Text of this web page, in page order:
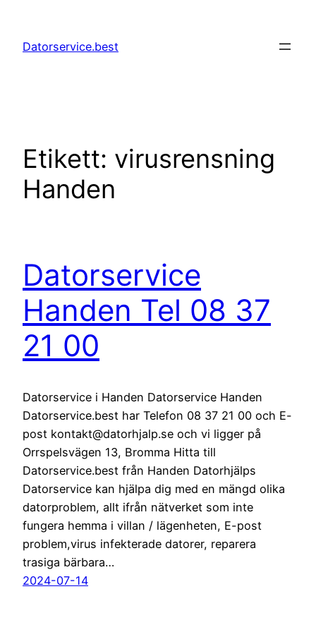
innehåll
Datorservice.best
Etikett: virusrensning
Handen
Datorservice
Handen Tel 08 37
21 00
Datorservice i Handen Datorservice Handen
Datorservice.best har Telefon 08 37 21 00 och E-
post kontakt@datorhjalp.se och vi ligger på
Orrspelsvägen 13, Bromma Hitta till
Datorservice.best från Handen Datorhjälps
Datorservice kan hjälpa dig med en mängd olika
datorproblem, allt ifrån nätverket som inte
fungera hemma i villan / lägenheten, E-post
problem,virus infekterade datorer, reparera
trasiga bärbara…
2024-07-14